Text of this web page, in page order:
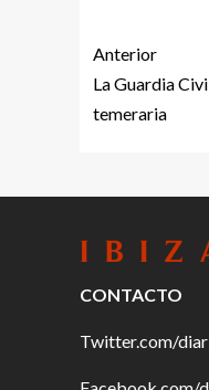
Anterior
La Guardia
temeraria
CONTACTO
Twitter.com/